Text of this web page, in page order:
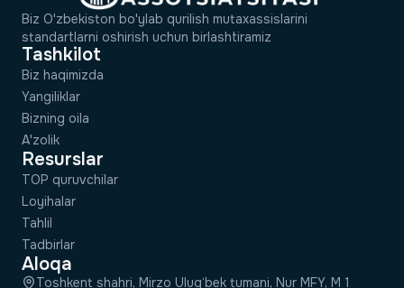
Biz O'zbekiston bo'ylab qurilish mutaxassislarini
standartlarni oshirish uchun birlashtiramiz
Tashkilot
Biz haqimizda
Yangiliklar
Bizning oila
A'zolik
Resurslar
TOP quruvchilar
Loyihalar
Tahlil
Tadbirlar
Aloqa
Toshkent shahri, Mirzo Ulug‘bek tumani, Nur MFY, M 1